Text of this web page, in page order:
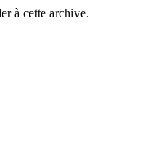
à cette archive.